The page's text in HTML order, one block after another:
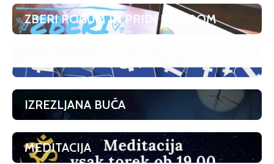
ZBERI POGUM IN PRIDI NA ZOOM
IZREZLJANA BUČA
MEDITACIJA